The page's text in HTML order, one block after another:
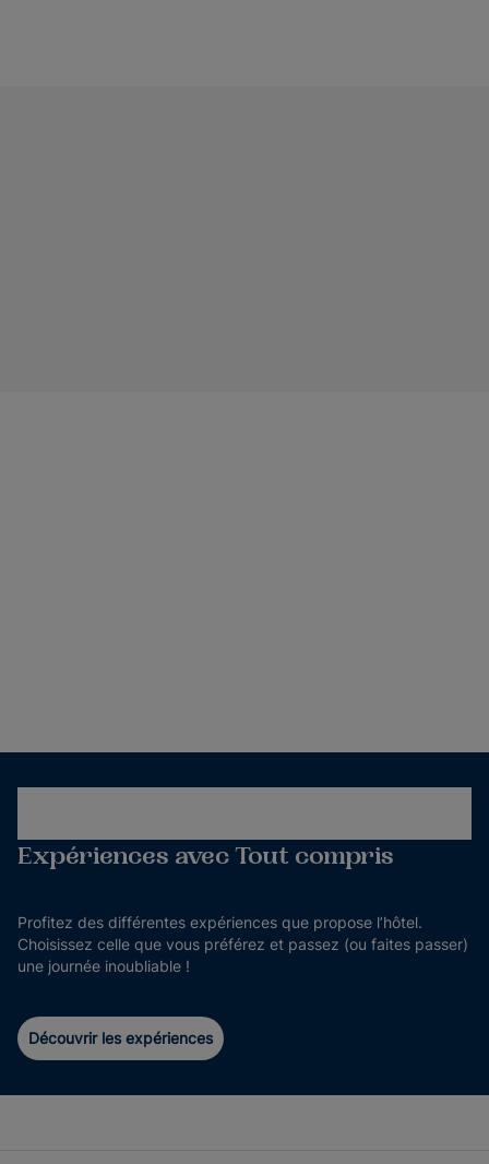
Expériences avec Tout compris
Profitez des différentes expériences que propose l’hôtel.
Choisissez celle que vous préférez et passez (ou faites passer)
une journée inoubliable !
Découvrir les expériences